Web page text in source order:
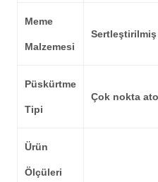
Meme
Malzemesi
Püskürtme
Tipi
Çok nokta
Ürün
Ölçüleri